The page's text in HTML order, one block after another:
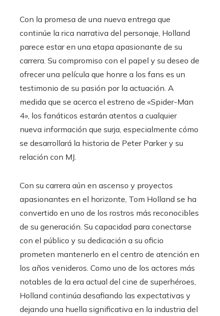
Con la promesa de una nueva entrega que
continúe la rica narrativa del personaje, Holland
parece estar en una etapa apasionante de su
carrera. Su compromiso con el papel y su deseo de
ofrecer una película que honre a los fans es un
testimonio de su pasión por la actuación. A
medida que se acerca el estreno de «Spider-Man
4», los fanáticos estarán atentos a cualquier
nueva información que surja, especialmente cómo
se desarrollará la historia de Peter Parker y su
relación con MJ.
Con su carrera aún en ascenso y proyectos
apasionantes en el horizonte, Tom Holland se ha
convertido en uno de los rostros más reconocibles
de su generación. Su capacidad para conectarse
con el público y su dedicación a su oficio
prometen mantenerlo en el centro de atención en
los años venideros. Como uno de los actores más
notables de la era actual del cine de superhéroes,
Holland continúa desafiando las expectativas y
dejando una huella significativa en la industria del